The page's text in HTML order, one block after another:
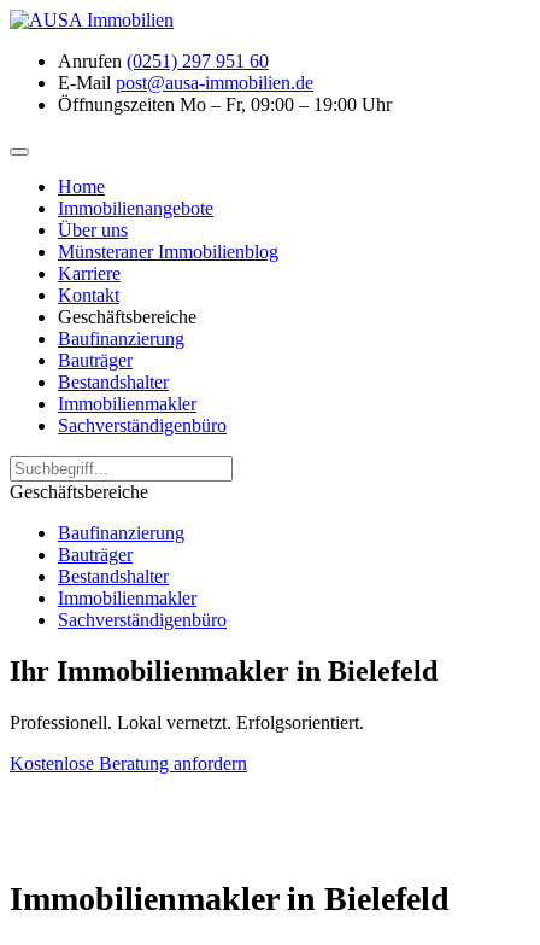
Anrufen (0251) 297 951 60
E-Mail post@ausa-immobilien.de
Öffnungszeiten Mo – Fr, 09:00 – 19:00 Uhr
Home
Immobilienangebote
Über uns
Münsteraner Immobilienblog
Karriere
Kontakt
Geschäftsbereiche
Baufinanzierung
Bauträger
Bestandshalter
Immobilienmakler
Sachverständigenbüro
Geschäftsbereiche
Baufinanzierung
Bauträger
Bestandshalter
Immobilienmakler
Sachverständigenbüro
Ihr Immobilienmakler in Bielefeld
Professionell. Lokal vernetzt. Erfolgsorientiert.
Kostenlose Beratung anfordern
Immobilienmakler in Bielefeld